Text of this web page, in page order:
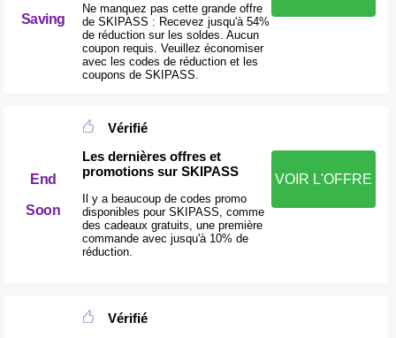
Saving
Ne manquez pas cette grande offre
de SKIPASS : Recevez jusqu'à 54%
de réduction sur les soldes. Aucun
coupon requis. Veuillez économiser
avec les codes de réduction et les
coupons de SKIPASS.
End
Soon
Vérifié
Les dernières offres et
promotions sur SKIPASS
Il y a beaucoup de codes promo
disponibles pour SKIPASS, comme
des cadeaux gratuits, une première
commande avec jusqu'à 10% de
réduction.
VOIR L'OFFRE
Vérifié